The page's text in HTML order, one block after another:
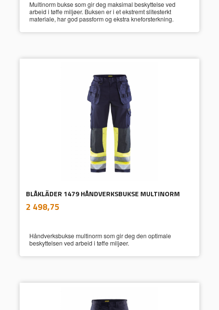
Multinorm bukse som gir deg maksimal beskyttelse ved
arbeid i tøffe miljøer. Buksen er i et ekstremt slitesterkt
materiale, har god passform og ekstra kneforsterkning.
BLÅKLÄDER 1479 HÅNDVERKSBUKSE MULTINORM
Pris
2 498,75
Håndverksbukse multinorm som gir deg den optimale
beskyttelsen ved arbeid i tøffe miljøer.